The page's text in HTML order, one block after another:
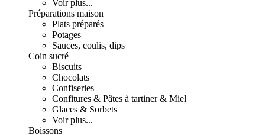
Voir plus...
Préparations maison
Plats préparés
Potages
Sauces, coulis, dips
Coin sucré
Biscuits
Chocolats
Confiseries
Confitures & Pâtes à tartiner & Miel
Glaces & Sorbets
Voir plus...
Boissons